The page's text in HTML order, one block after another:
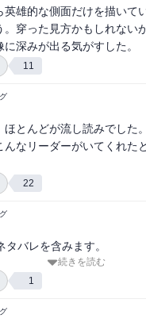
英雄的な側面だけを描いて
。穿った見方かもしれない
深みが出る気がすした。
11
とんどが流し読みでした。
んなリーダーがいてくれた
22
タバレを含みます。
(百田尚樹 (著))読了。
。
ことで期待をして読みまし
続きを読む
1